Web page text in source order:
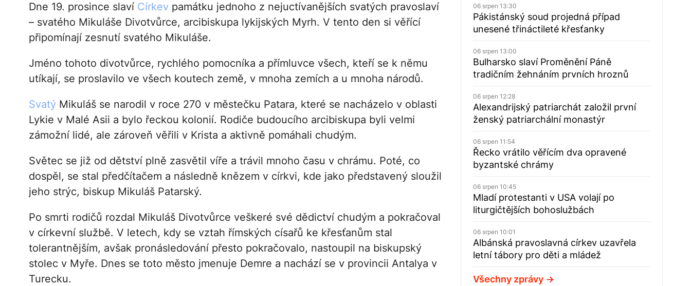
Dne 19. prosince slaví Církevpamátku jednoho z nejuctívanějších svatých pravoslaví
– svatého Mikuláše Divotvůrce, arcibiskupa lykijských Myrh. V tento den si věřící
připomínají zesnutí svatého Mikuláše.
Jméno tohoto divotvůrce, rychlého pomocníka a přímluvce všech, kteří se k němu
utíkají, se proslavilo ve všech koutech země, v mnoha zemích a u mnoha národů.
SvatýMikuláš se narodil v roce 270 v městečku Patara, které se nacházelo v oblasti
Lykie v Malé Asii a bylo řeckou kolonií. Rodiče budoucího arcibiskupa byli velmi
zámožní lidé, ale zároveň věřili v Krista a aktivně pomáhali chudým.
Světec se již od dětství plně zasvětil víře a trávil mnoho času v chrámu. Poté, co
dospěl, se stal předčítačem a následně knězem v církvi, kde jako představený sloužil
jeho strýc, biskup Mikuláš Patarský.
Po smrti rodičů rozdal Mikuláš Divotvůrce veškeré své dědictví chudým a pokračoval
v církevní službě. V letech, kdy se vztah římských císařů ke křesťanům stal
tolerantnějším, avšak pronásledování přesto pokračovalo, nastoupil na biskupský
stolec v Myře. Dnes se toto město jmenuje Demre a nachází se v provincii Antalya v
Turecku.
06 srpen 13:30
Pákistánský soud projedná případ
unesené třináctileté křesťanky
06 srpen 13:00
Bulharsko slaví Proměnění Páně
tradičním žehnáním prvních hroznů
06 srpen 12:28
Alexandrijský patriarchát založil první
ženský patriarchální monastýr
06 srpen 11:54
Řecko vrátilo věřícím dva opravené
byzantské chrámy
06 srpen 10:45
Mladí protestanti v USA volají po
liturgičtějších bohoslužbách
06 srpen 10:01
Albánská pravoslavná církev uzavřela
letní tábory pro děti a mládež
Všechny zprávy